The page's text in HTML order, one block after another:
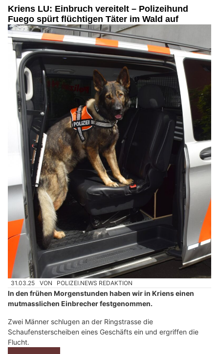
Kriens LU: Einbruch vereitelt – Polizeihund
Fuego spürt flüchtigen Täter im Wald auf
31.03.25 VON POLIZEI.NEWS REDAKTION
In den frühen Morgenstunden haben wir in Kriens einen
mutmasslichen Einbrecher festgenommen.
Zwei Männer schlugen an der Ringstrasse die
Schaufensterscheiben eines Geschäfts ein und ergriffen die
Flucht.